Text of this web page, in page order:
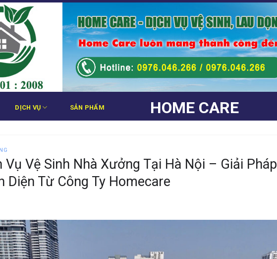
HOME CARE
DỊCH VỤ SẢN PHẨM
Vụ Vệ Sinh Nhà Xưởng Tại Hà Nội – Giải Pháp
Diện Từ Công Ty Homecare